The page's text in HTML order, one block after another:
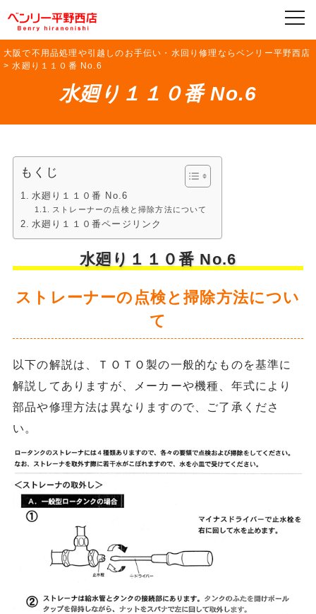
大阪で不用品処理や引越しのお手伝い・水回り修理ならベンリー平野西店
>水廻り１１０番 No.6
水廻り１１０番 No.6
もくじ
水廻り１１０番 No.6
ストレーナーの点検と掃除方法について
水廻り１１０番ページリンク
水廻り１１０番 No.6
ストレーナーの点検と掃除方法につい
て
以下の解説は、ＴＯＴＯ製の一般的なものを基準に
解説してありますが、メーカーや機種、年式により
部品や修理方法は異なりますので、ご了承くださ
い。